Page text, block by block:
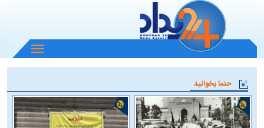
باز
و
منو
حتما بخوانید